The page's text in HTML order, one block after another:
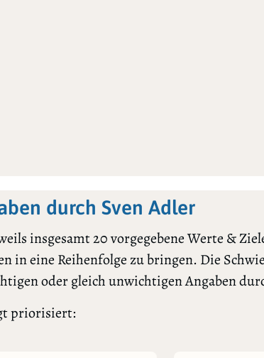
durch Sven Adler
insgesamt 20 vorgegebene Werte &
in eine Reihenfolge zu bringen. Die
oder gleich unwichtigen Angaben
priorisiert: